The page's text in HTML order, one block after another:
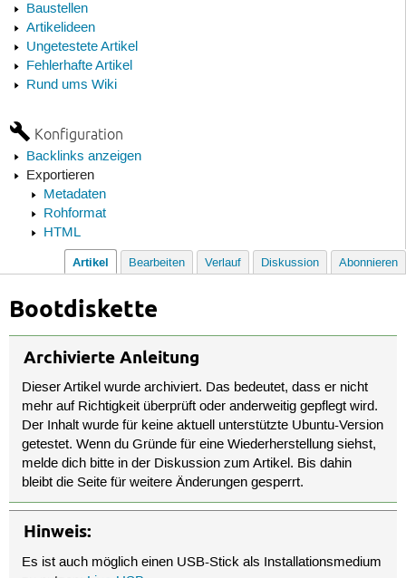
Baustellen
Artikelideen
Ungetestete Artikel
Fehlerhafte Artikel
Rund ums Wiki
Konfiguration
Backlinks anzeigen
Exportieren
Metadaten
Rohformat
HTML
Artikel Bearbeiten Verlauf Diskussion Abonnieren
Bootdiskette
Archivierte Anleitung
Dieser Artikel wurde archiviert. Das bedeutet, dass er nicht
mehr auf Richtigkeit überprüft oder anderweitig gepflegt wird.
Der Inhalt wurde für keine aktuell unterstützte Ubuntu-Version
getestet. Wenn du Gründe für eine Wiederherstellung siehst,
melde dich bitte in der Diskussion zum Artikel. Bis dahin
bleibt die Seite für weitere Änderungen gesperrt.
Hinweis:
Es ist auch möglich einen USB-Stick als Installationsmedium